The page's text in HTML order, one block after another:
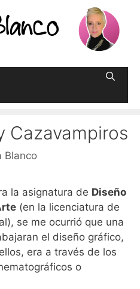
Cazavampiros
Blanco
la asignatura de Diseño
(en la licenciatura de
se me ocurrió que una
el diseño gráfico,
era a través de los
o